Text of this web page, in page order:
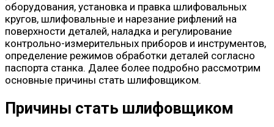
оборудования, установка и правка шлифовальных
кругов, шлифовальные и нарезание рифлений на
поверхности деталей, наладка и регулирование
контрольно-измерительных приборов и инструментов,
определение режимов обработки деталей согласно
паспорта станка. Далее более подробно рассмотрим
основные причины стать шлифовщиком.
Причины стать шлифовщиком